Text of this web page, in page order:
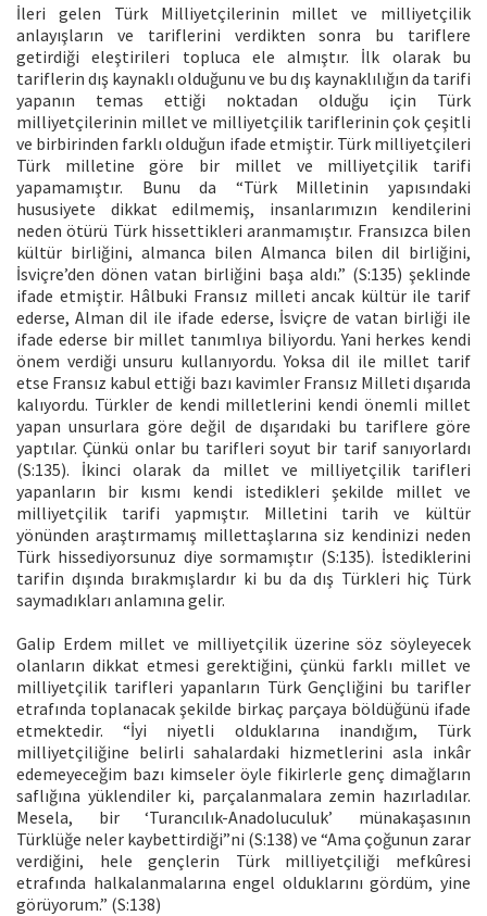
İleri gelen Türk Milliyetçilerinin millet ve milliyetçilik
anlayışların ve tariflerini verdikten sonra bu tariflere
getirdiği eleştirileri topluca ele almıştır. İlk olarak bu
tariflerin dış kaynaklı olduğunu ve bu dış kaynaklılığın da tarifi
yapanın temas ettiği noktadan olduğu için Türk
milliyetçilerinin millet ve milliyetçilik tariflerinin çok çeşitli
ve birbirinden farklı olduğun ifade etmiştir. Türk milliyetçileri
Türk milletine göre bir millet ve milliyetçilik tarifi
yapamamıştır. Bunu da “Türk Milletinin yapısındaki
hususiyete dikkat edilmemiş, insanlarımızın kendilerini
neden ötürü Türk hissettikleri aranmamıştır. Fransızca bilen
kültür birliğini, almanca bilen Almanca bilen dil birliğini,
İsviçre’den dönen vatan birliğini başa aldı.” (S:135) şeklinde
ifade etmiştir. Hâlbuki Fransız milleti ancak kültür ile tarif
ederse, Alman dil ile ifade ederse, İsviçre de vatan birliği ile
ifade ederse bir millet tanımlıya biliyordu. Yani herkes kendi
önem verdiği unsuru kullanıyordu. Yoksa dil ile millet tarif
etse Fransız kabul ettiği bazı kavimler Fransız Milleti dışarıda
kalıyordu. Türkler de kendi milletlerini kendi önemli millet
yapan unsurlara göre değil de dışarıdaki bu tariflere göre
yaptılar. Çünkü onlar bu tarifleri soyut bir tarif sanıyorlardı
(S:135). İkinci olarak da millet ve milliyetçilik tarifleri
yapanların bir kısmı kendi istedikleri şekilde millet ve
milliyetçilik tarifi yapmıştır. Milletini tarih ve kültür
yönünden araştırmamış millettaşlarına siz kendinizi neden
Türk hissediyorsunuz diye sormamıştır (S:135). İstediklerini
tarifin dışında bırakmışlardır ki bu da dış Türkleri hiç Türk
saymadıkları anlamına gelir.
Galip Erdem millet ve milliyetçilik üzerine söz söyleyecek
olanların dikkat etmesi gerektiğini, çünkü farklı millet ve
milliyetçilik tarifleri yapanların Türk Gençliğini bu tarifler
etrafında toplanacak şekilde birkaç parçaya böldüğünü ifade
etmektedir. “İyi niyetli olduklarına inandığım, Türk
milliyetçiliğine belirli sahalardaki hizmetlerini asla inkâr
edemeyeceğim bazı kimseler öyle fikirlerle genç dimağların
saflığına yüklendiler ki, parçalanmalara zemin hazırladılar.
Mesela, bir ‘Turancılık-Anadoluculuk’ münakaşasının
Türklüğe neler kaybettirdiği”ni (S:138) ve “Ama çoğunun zarar
verdiğini, hele gençlerin Türk milliyetçiliği mefkûresi
etrafında halkalanmalarına engel olduklarını gördüm, yine
görüyorum.” (S:138)